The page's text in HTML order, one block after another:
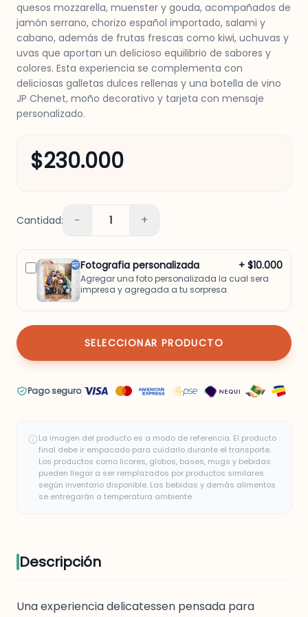
quesos mozzarella, muenster y gouda, acompañados de
jamón serrano, chorizo español importado, salami y
cabano, además de frutas frescas como kiwi, uchuvas y
uvas que aportan un delicioso equilibrio de sabores y
colores. Esta experiencia se complementa con
deliciosas galletas dulces rellenas y una botella de vino
JP Chenet, moño decorativo y tarjeta con mensaje
personalizado.
$230.000
Cantidad: − 1 +
Fotografia personalizada + $10.000
Agregar una foto personalizada la cual sera
impresa y agregada a tu sorpresa.
SELECCIONAR PRODUCTO
Pago seguro
La imagen del producto es a modo de referencia. El producto
final debe ir empacado para cuidarlo durante el transporte.
Los productos como licores, globos, bases, mugs y bebidas
pueden llegar a ser remplazados por productos similares
según inventario disponible. Las bebidas y demás alimentos
se entregarán a temperatura ambiente.
Descripción
Una experiencia delicatessen pensada para